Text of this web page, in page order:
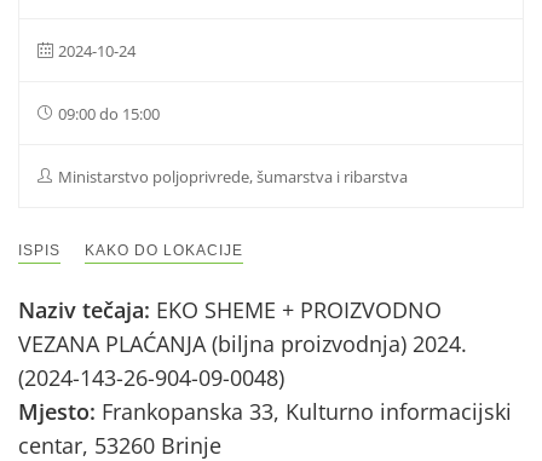
2024-10-24
09:00 do 15:00
Ministarstvo poljoprivrede, šumarstva i ribarstva
ISPIS KAKO DO LOKACIJE
Naziv tečaja: EKO SHEME + PROIZVODNO
VEZANA PLAĆANJA (biljna proizvodnja) 2024.
(2024-143-26-904-09-0048)
Mjesto: Frankopanska 33, Kulturno informacijski
centar, 53260 Brinje